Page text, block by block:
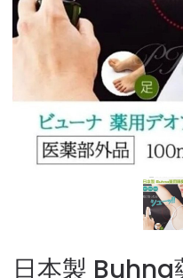
日本製 Buhna